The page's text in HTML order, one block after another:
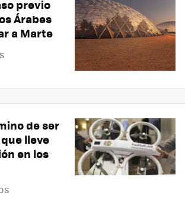
previo
Árabes
a Marte
de ser
lleve
en los